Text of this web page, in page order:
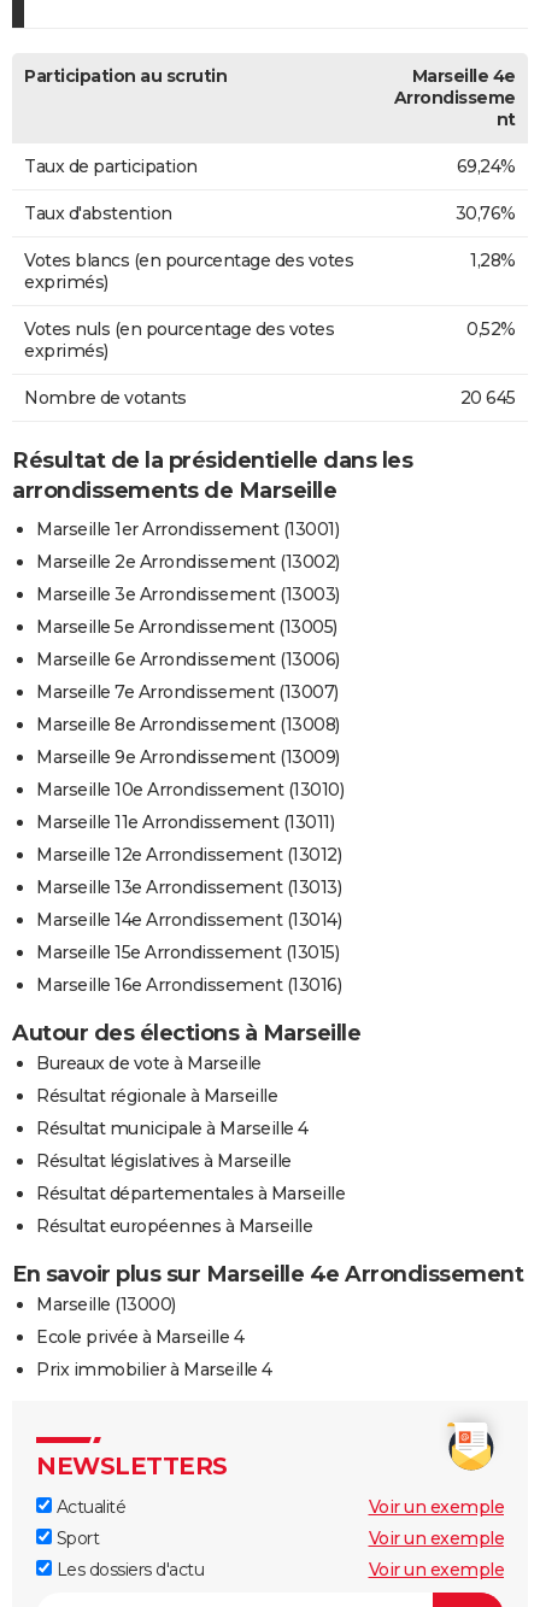
Participation au scrutin
Marseille 4e
Arrondisseme
nt
Taux de participation 69,24%
Taux d'abstention 30,76%
Votes blancs (en pourcentage des votes
exprimés)
1,28%
Votes nuls (en pourcentage des votes
exprimés)
0,52%
Nombre de votants 20 645
Résultat de la présidentielle dans les
arrondissements de Marseille
Marseille 1er Arrondissement (13001)
Marseille 2e Arrondissement (13002)
Marseille 3e Arrondissement (13003)
Marseille 5e Arrondissement (13005)
Marseille 6e Arrondissement (13006)
Marseille 7e Arrondissement (13007)
Marseille 8e Arrondissement (13008)
Marseille 9e Arrondissement (13009)
Marseille 10e Arrondissement (13010)
Marseille 11e Arrondissement (13011)
Marseille 12e Arrondissement (13012)
Marseille 13e Arrondissement (13013)
Marseille 14e Arrondissement (13014)
Marseille 15e Arrondissement (13015)
Marseille 16e Arrondissement (13016)
Autour des élections à Marseille
Bureaux de vote à Marseille
Résultat régionale à Marseille
Résultat municipale à Marseille 4
Résultat législatives à Marseille
Résultat départementales à Marseille
Résultat européennes à Marseille
En savoir plus sur Marseille 4e Arrondissement
Marseille (13000)
Ecole privée à Marseille 4
Prix immobilier à Marseille 4
NEWSLETTERS
Actualité
Voir un exemple
Sport
Voir un exemple
Les dossiers d'actu
Voir un exemple